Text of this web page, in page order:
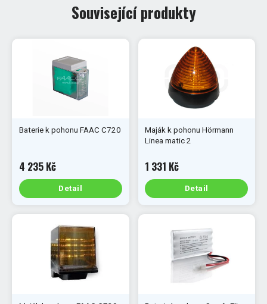
Související produkty
Baterie k pohonu FAAC C720
4 235 Kč
Detail
Maják k pohonu Hörmann
Linea matic 2
1 331 Kč
Detail